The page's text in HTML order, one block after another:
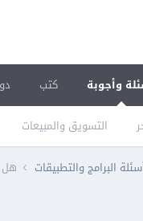
وأجوبة
التسويق والمبيعات
كتب
البرامج والتطبيقات هل